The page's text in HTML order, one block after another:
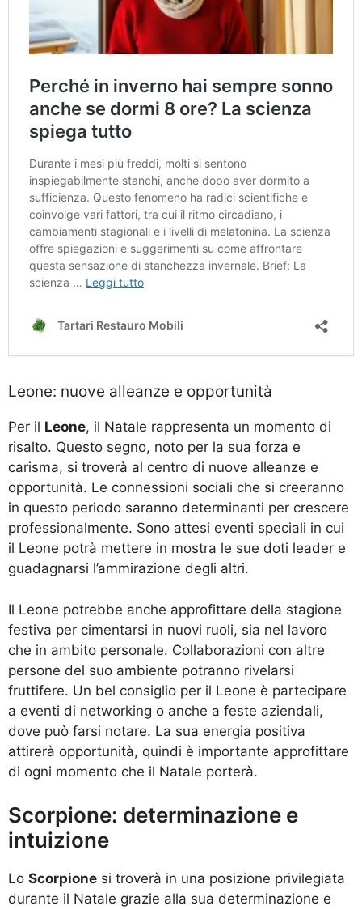
Leone: nuove alleanze e opportunità
Per il Leone, il Natale rappresenta un momento di
risalto. Questo segno, noto per la sua forza e
carisma, si troverà al centro di nuove alleanze e
opportunità. Le connessioni sociali che si creeranno
in questo periodo saranno determinanti per crescere
professionalmente. Sono attesi eventi speciali in cui
il Leone potrà mettere in mostra le sue doti leader e
guadagnarsi l’ammirazione degli altri.
Il Leone potrebbe anche approfittare della stagione
festiva per cimentarsi in nuovi ruoli, sia nel lavoro
che in ambito personale. Collaborazioni con altre
persone del suo ambiente potranno rivelarsi
fruttifere. Un bel consiglio per il Leone è partecipare
a eventi di networking o anche a feste aziendali,
dove può farsi notare. La sua energia positiva
attirerà opportunità, quindi è importante approfittare
di ogni momento che il Natale porterà.
Scorpione: determinazione e
intuizione
Lo Scorpione si troverà in una posizione privilegiata
durante il Natale grazie alla sua determinazione e